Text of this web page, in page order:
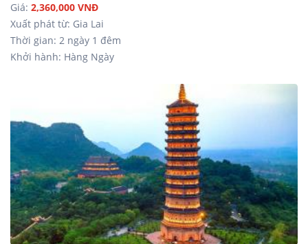
Giá: 2,360,000 VNĐ
Xuất phát từ: Gia Lai
Thời gian: 2 ngày 1 đêm
Khởi hành: Hàng Ngày